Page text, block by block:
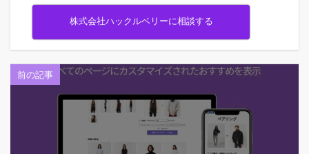
株式会社ハックルベリーに相談する
前の記事